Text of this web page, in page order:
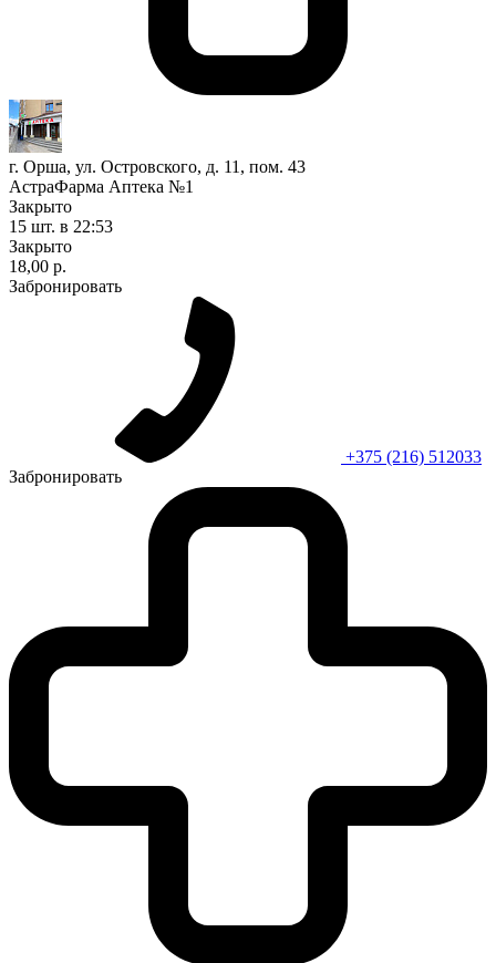
г. Орша, ул. Островского, д. 11, пом. 43
АстраФарма Аптека №1
Закрыто
15 шт. в 22:53
Закрыто
18,00 р.
Забронировать
+375 (216) 512033
Забронировать